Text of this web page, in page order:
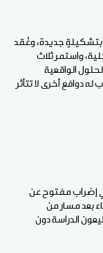
بتشكيلةٍ جديدة، وعُقد
واستمر ثلاث
الواقعية
دوافع أخرى لا تتأثر
إضراب مفتوح عن
بعد مسار من
الدراسة دون